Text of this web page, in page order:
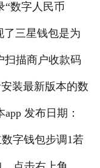
“数字人民币
了三星钱包是为
扫描商户收款码
装最新版本的数
发布日期：
字钱包步调1若